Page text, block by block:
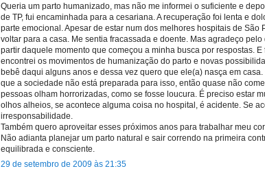
Queria um parto humanizado, mas não me informei o suficiente e
de TP, fui encaminhada para a cesariana. A recuperação foi lenta e
parte emocional. Apesar de estar num dos melhores hospitais de São
voltar para a casa. Me sentia fracassada e doente. Mas agradeço
partir daquele momento que começou a minha busca por respostas. E
encontrei os movimentos de humanização do parto e novas
bebê daqui alguns anos e dessa vez quero que ele(a) nasça em
que a sociedade não está preparada para isso, então quase não
pessoas olham horrorizadas, como se fosse loucura. É preciso estar
olhos alheios, se acontece alguma coisa no hospital, é acidente. Se
irresponsabilidade.
Também quero aproveitar esses próximos anos para trabalhar meu
Não adianta planejar um parto natural e sair correndo na primeira
equilibrada e consciente.
29 de setembro de 2009 às 21:35